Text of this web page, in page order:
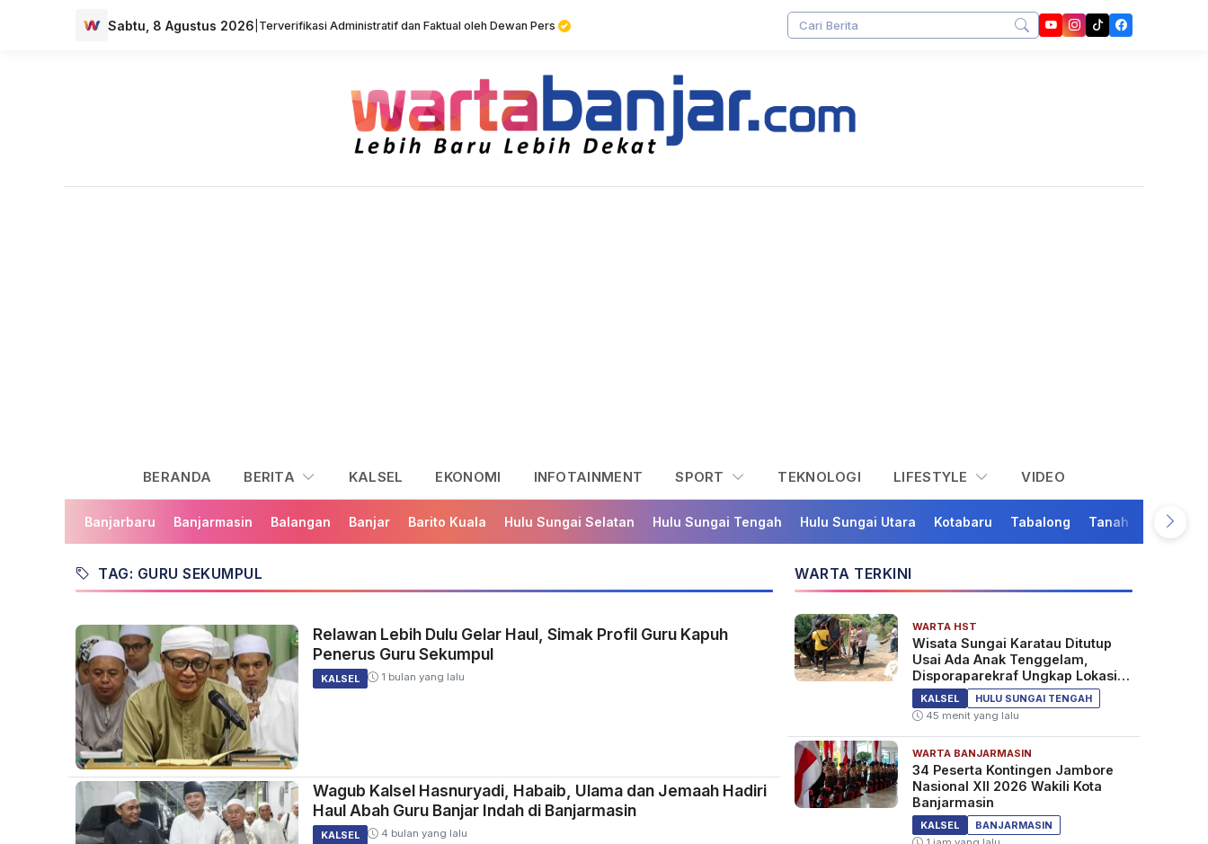
Sabtu, 8 Agustus 2026 Terverifikasi Administratif dan Faktual oleh Dewan Pers
BERANDA BERITA KALSEL EKONOMI INFOTAINMENT SPORT TEKNOLOGI LIFESTYLE VIDEO
Banjarbaru Banjarmasin Balangan Banjar Barito Kuala Hulu Sungai Selatan Hulu Sungai Tengah Hulu Sungai Utara Kotabaru Tabalong Tanah Bumbu
TAG: GURU SEKUMPUL
Relawan Lebih Dulu Gelar Haul, Simak Profil Guru Kapuh
Penerus Guru Sekumpul
KALSEL 1 bulan yang lalu
Wagub Kalsel Hasnuryadi, Habaib, Ulama dan Jemaah Hadiri
Haul Abah Guru Banjar Indah di Banjarmasin
KALSEL 4 bulan yang lalu
WARTA TERKINI
WARTA HST
Wisata Sungai Karatau Ditutup
Usai Ada Anak Tenggelam,
Disporaparekraf Ungkap Lokasi
Belum Berizin
KALSEL
HULU SUNGAI TENGAH
45 menit yang lalu
WARTA BANJARMASIN
34 Peserta Kontingen Jambore
Nasional XII 2026 Wakili Kota
Banjarmasin
KALSEL
BANJARMASIN